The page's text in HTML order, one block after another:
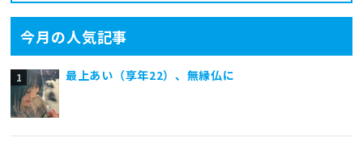
今月の人気記事
最上あい（享年22）、無縁仏に